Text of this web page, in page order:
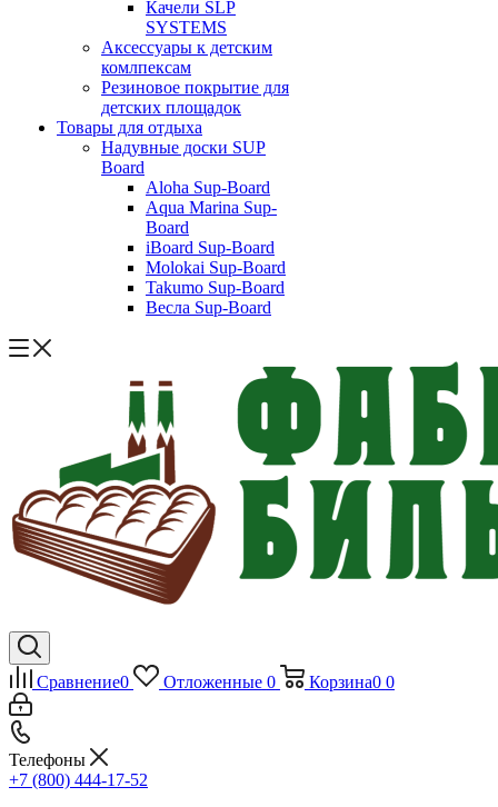
Качели SLP
SYSTEMS
Аксессуары к детским
комлпексам
Резиновое покрытие для
детских площадок
Товары для отдыха
Надувные доски SUP
Board
Aloha Sup-Board
Aqua Marina Sup-
Board
iBoard Sup-Board
Molokai Sup-Board
Takumo Sup-Board
Весла Sup-Board
Сравнение0 Отложенные 0 Корзина0 0
Телефоны
+7 (800) 444-17-52